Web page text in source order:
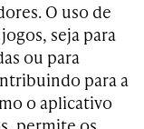
O uso de
seja para
ou para
para a
o aplicativo